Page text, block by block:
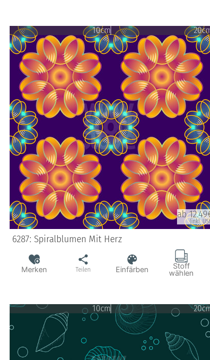
10cm
ab
(inkl.
6287: Spiralblumen Mit Herz
Merken Teilen Einfärben Stoff
wählen
10cm